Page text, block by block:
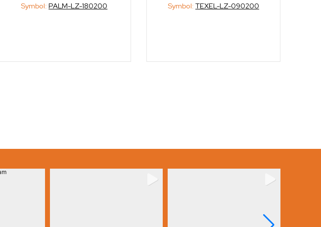
Symbol:PALM-LZ-180200
Symbol: TEXEL-LZ-090200